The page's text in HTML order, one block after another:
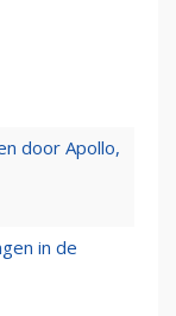
door Apollo,
in de